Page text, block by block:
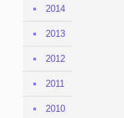
2014
2013
2012
2011
2010